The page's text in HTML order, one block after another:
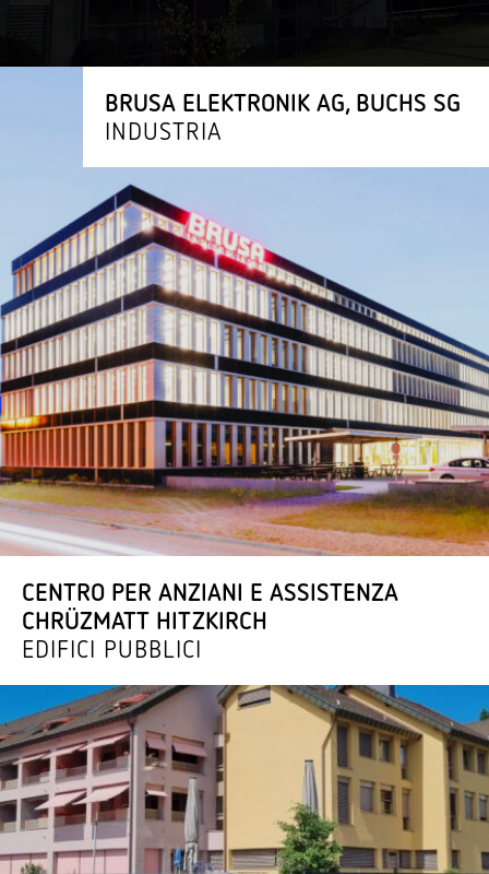
BRUSA ELEKTRONIK AG, BUCHS SG
INDUSTRIA
CENTRO PER ANZIANI E ASSI­STENZA
CHRÜ­ZMATT HITZKIRCH
EDIFICI PUBBLICI